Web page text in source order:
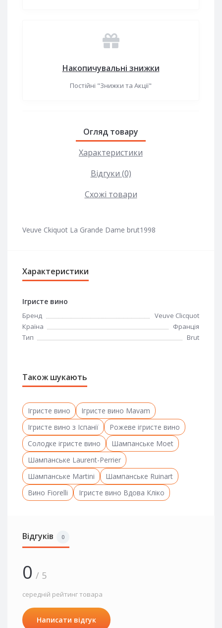
Накопичувальні знижки
Постійні "Знижки та Акції"
Огляд товару
Характеристики
Відгуки (0)
Схожі товари
Veuve Ckiquot La Grande Dame brut1998
Характеристики
Ігристе вино
Бренд
Veuve Clicquot
Країна
Франція
Тип
Brut
Також шукають
Ігристе вино
Ігристе вино Mavam
Ігристе вино з Іспанії
Рожеве ігристе вино
Солодке ігристе вино
Шампанське Moet
Шампанське Laurent-Perrier
Шампанське Martini
Шампанське Ruinart
Вино Fiorelli
Ігристе вино Вдова Кліко
Відгуків 0
0 / 5
середній рейтинг товара
Написати відгук